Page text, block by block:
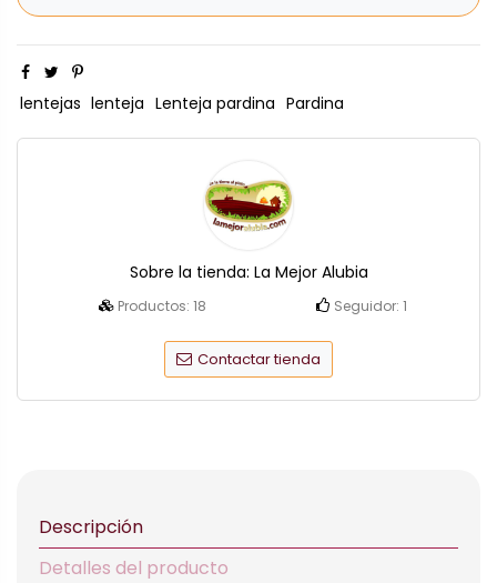
lentejas lenteja Lenteja pardina Pardina
Sobre la tienda: La Mejor Alubia
Productos: 18 Seguidor: 1
Contactar tienda
Descripción
Detalles del producto